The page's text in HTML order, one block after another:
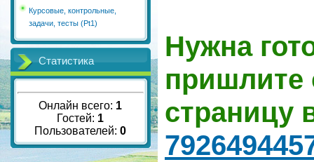
Курсовые, контрольные,
задачи, тесты (Pt1)
Статистика
Онлайн всего: 1
Гостей: 1
Пользователей:0
Нужна
пришлите
страницу